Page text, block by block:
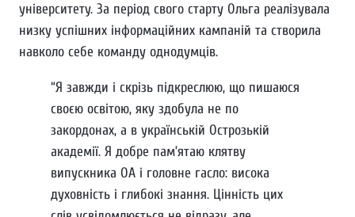
університету. За період свого старту Ольга реалізувала
низку успішних інформаційних кампаній та створила
навколо себе команду однодумців.
“Я завжди і скрізь підкреслюю, що пишаюся
своєю освітою, яку здобула не по
закордонах, а в українській Острозькій
академії. Я добре пам’ятаю клятву
випускника ОА і головне гасло: висока
духовність і глибокі знання. Цінність цих